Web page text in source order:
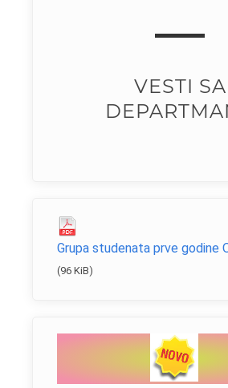
VESTI SA
Grupa studenata prve godine
(96 KiB)